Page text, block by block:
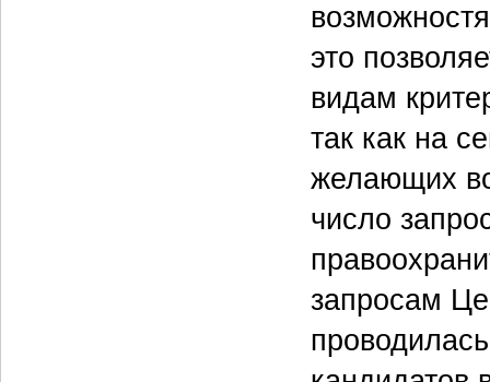
это
видам
так как на
желающих
число
запросам